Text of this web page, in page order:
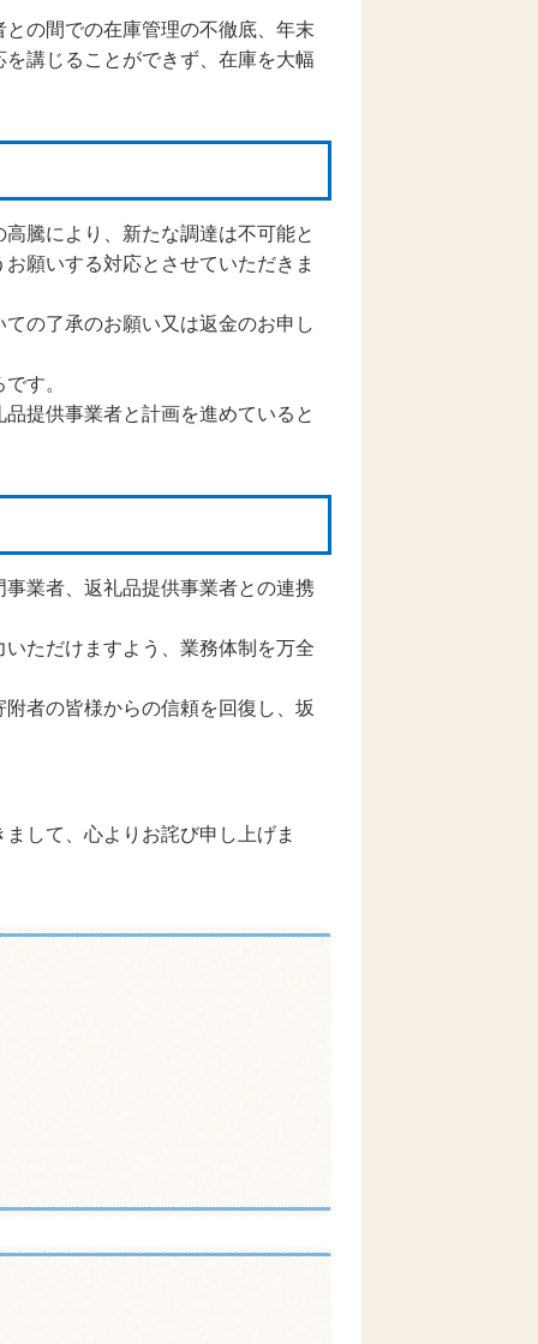
の間での在庫管理の不徹底、年末
講じることができず、在庫を大幅
騰により、新たな調達は不可能と
願いする対応とさせていただきま
の了承のお願い又は返金のお申し
す。
提供事業者と計画を進めていると
業者、返礼品提供事業者との連携
ただけますよう、業務体制を万全
者の皆様からの信頼を回復し、坂
して、心よりお詫び申し上げま